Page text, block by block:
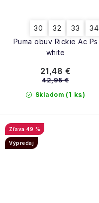
Puma obuv Rickie Ac Ps
white
30 32 33 34
Skladom (1 ks)
21,48 €
42,95 €
49 %
Výpredaj